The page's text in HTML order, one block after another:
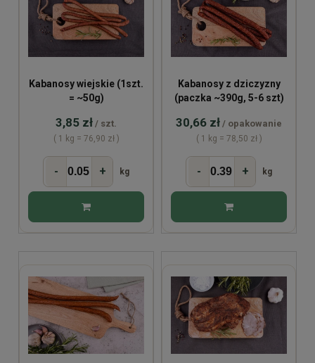
Kabanosy wiejskie (1szt.
= ~50g)
3,85 zł / szt.
( 1 kg = 76,90 zł )
- + kg
Kabanosy z dziczyzny
(paczka ~390g, 5-6 szt)
30,66 zł / opakowanie
( 1 kg = 78,50 zł )
- + kg